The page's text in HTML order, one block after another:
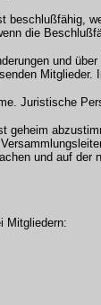
beschlußfähig,
die
und
Juristische
geheim
und auf der
Mitgliedern: